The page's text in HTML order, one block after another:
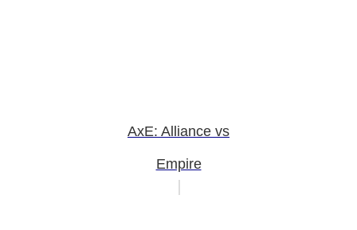
AxE: Alliance vs
Empire